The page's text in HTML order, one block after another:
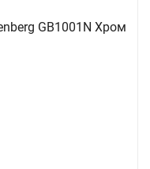
GB1001N Хром